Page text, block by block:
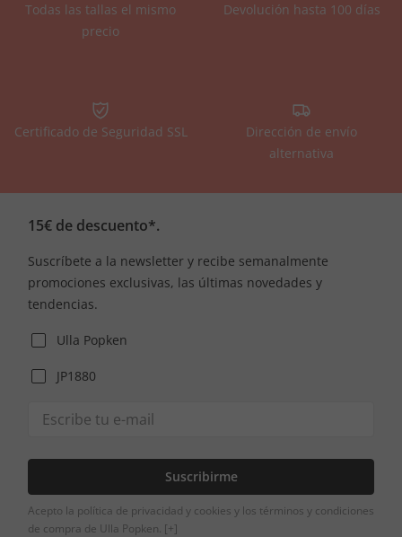
Todas las tallas el mismo
precio
Devolución hasta 100 días
Certificado de Seguridad SSL
Dirección de envío
alternativa
15€ de descuento*.
Suscríbete a la newsletter y recibe semanalmente
promociones exclusivas, las últimas novedades y
tendencias.
Ulla Popken
JP1880
Suscribirme
Acepto la política de privacidad y cookies y los términos y condiciones
de compra de Ulla Popken. [+]